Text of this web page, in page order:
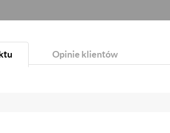
Opinie klientów